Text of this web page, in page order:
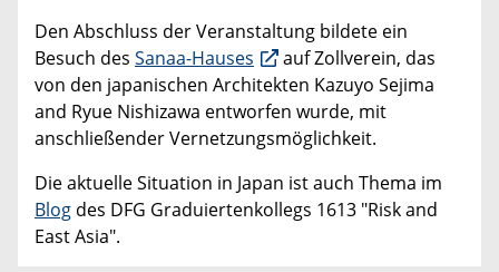
Den Abschluss der Veranstaltung bildete ein
Besuch des Sanaa-Hauses
auf Zollverein, das
von den japanischen Architekten Kazuyo Sejima
and Ryue Nishizawa entworfen wurde, mit
anschließender Vernetzungsmöglichkeit.
Die aktuelle Situation in Japan ist auch Thema im
Blog des DFG Graduiertenkollegs 1613 "Risk and
East Asia".